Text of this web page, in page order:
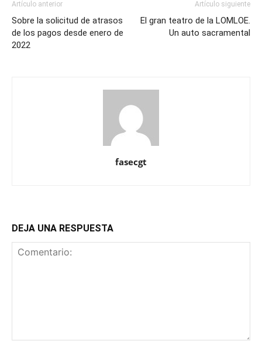
Artículo anterior
Sobre la solicitud de atrasos
de los pagos desde enero de
2022
Artículo siguiente
El gran teatro de la LOMLOE.
Un auto sacramental
fasecgt
DEJA UNA RESPUESTA